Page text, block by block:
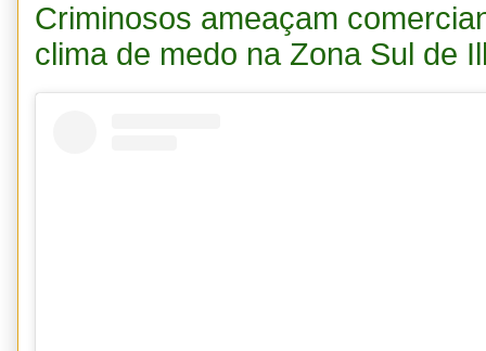
Criminosos ameaçam
clima de medo na Zona Sul de